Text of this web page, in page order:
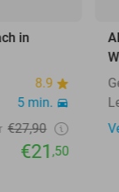
in
8.9
5 min.
€27,90
€21,50